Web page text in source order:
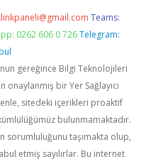
Teams:
0262 606 0 726 Telegram:
gereğince Bilgi Teknolojileri
bir Yer Sağlayıcı
sitedeki içerikleri proaktif
bulunmamaktadır.
sorumluluğunu taşımakta olup,
etmiş sayılırlar. Bu internet